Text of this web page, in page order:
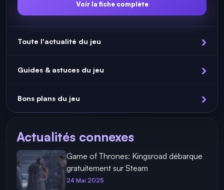
Voir la fiche complète
Toute l'actualité du jeu
Guides & astuces du jeu
Bons plans du jeu
Actualités connexes
Game of Thrones: Kingsroad débarque
gratuitement sur Steam
24 Mai 2025